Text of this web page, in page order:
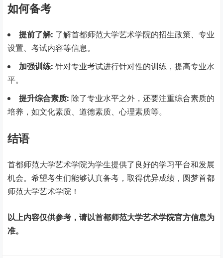
如何备考
提前了解: 了解首都师范大学艺术学院的招生政策、专业
设置、考试内容等信息。
加强训练:针对专业考试进行针对性的训练，提高专业水
平。
提升综合素质:除了专业水平之外，还要注重综合素质的
培养，如文化素质、道德素质、心理素质等。
结语
首都师范大学艺术学院为学生提供了良好的学习平台和发展
机会。希望考生们能够认真备考，取得优异成绩，圆梦首都
师范大学艺术学院！
以上内容仅供参考，请以首都师范大学艺术学院官方信息为
准。